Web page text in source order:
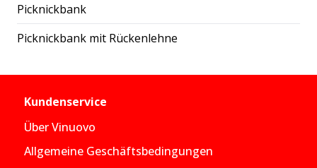
Picknickbank
Picknickbank mit Rückenlehne
Kundenservice
Über Vinuovo
Allgemeine Geschäftsbedingungen